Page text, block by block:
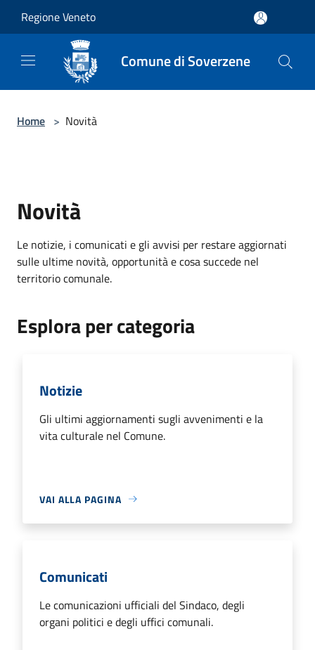
Regione Veneto
Comune di Soverzene
Home > Novità
Novità
Le notizie, i comunicati e gli avvisi per restare aggiornati
sulle ultime novità, opportunità e cosa succede nel
territorio comunale.
Esplora per categoria
Notizie
Gli ultimi aggiornamenti sugli avvenimenti e la
vita culturale nel Comune.
VAI ALLA PAGINA
Comunicati
Le comunicazioni ufficiali del Sindaco, degli
organi politici e degli uffici comunali.